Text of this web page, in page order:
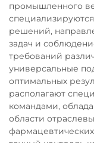
промышленного
решений,
задач и
требований
универсальные
оптимальных
располагают
командами,
области